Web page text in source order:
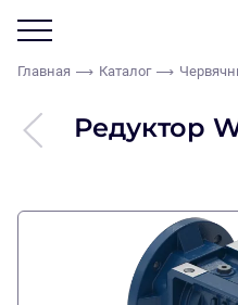
Главная Каталог
Редуктор